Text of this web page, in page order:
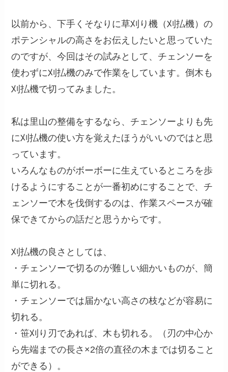
以前から、下手くそなりに草刈り機（刈払機）の
ポテンシャルの高さをお伝えしたいと思っていた
のですが、今回はその試みとして、チェンソーを
使わずに刈払機のみで作業をしています。倒木も
刈払機で切ってみました。
私は里山の整備をするなら、チェンソーよりも先
に刈払機の使い方を覚えたほうがいいのではと思
っています。
いろんなものがボーボーに生えているところを歩
けるようにすることが一番初めにすることで、チ
ェンソーで木を伐倒するのは、作業スペースが確
保できてからの話だと思うからです。
刈払機の良さとしては、
・チェンソーで切るのが難しい細かいものが、簡
単に切れる。
・チェンソーでは届かない高さの枝などが容易に
切れる。
・笹刈り刃であれば、木も切れる。（刃の中心か
ら先端までの長さ×2倍の直径の木までは切ること
ができる）。